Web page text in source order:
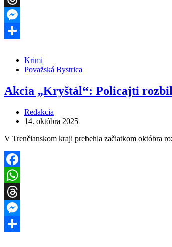
Threads
Messenger
Krimi
Považská Bystrica
Akcia „Kryštál“: Policajti
Redakcia
14. októbra 2025
V Trenčianskom kraji prebehla začiatkom októbra
Facebook
WhatsApp
Threads
Messenger